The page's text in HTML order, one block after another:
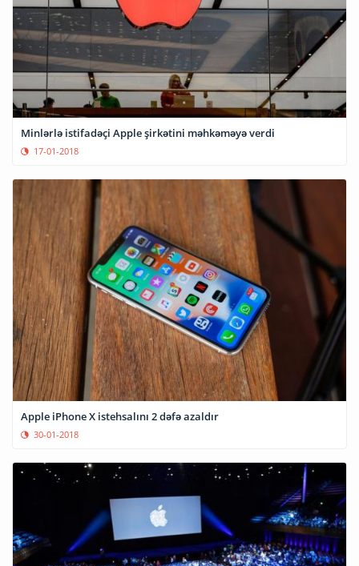
Minlərlə istifadəçi Apple şirkətini məhkəməyə verdi
17-01-2018
Apple iPhone X istehsalını 2 dəfə azaldır
30-01-2018